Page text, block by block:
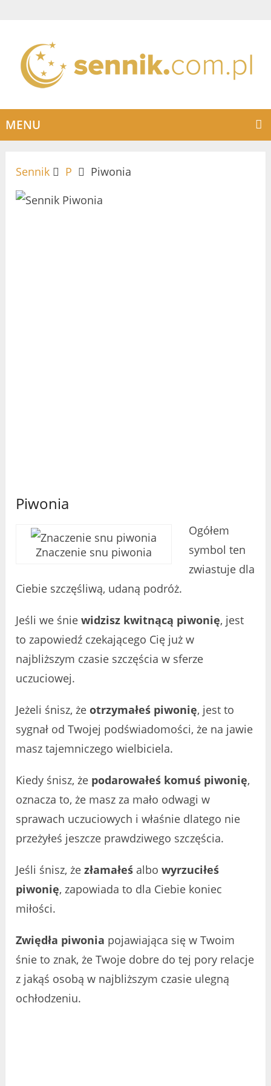
MENU
Sennik P Piwonia
Piwonia
Znaczenie snu piwonia
Ogółem
symbol ten
zwiastuje dla
Ciebie szczęśliwą, udaną podróż.
Jeśli we śniewidzisz kwitnącą piwonię, jest
to zapowiedź czekającego Cię już w
najbliższym czasie szczęścia w sferze
uczuciowej.
Jeżeli śnisz, żeotrzymałeś piwonię, jest to
sygnał od Twojej podświadomości, że na jawie
masz tajemniczego wielbiciela.
Kiedy śnisz, że podarowałeś komuś piwonię,
oznacza to, że masz za mało odwagi w
sprawach uczuciowych i właśnie dlatego nie
przeżyłeś jeszcze prawdziwego szczęścia.
Jeśli śnisz, że złamałeś albo wyrzuciłeś
piwonię, zapowiada to dla Ciebie koniec
miłości.
Zwiędła piwonia pojawiająca się w Twoim
śnie to znak, że Twoje dobre do tej pory relacje
z jakąś osobą w najbliższym czasie ulegną
ochłodzeniu.